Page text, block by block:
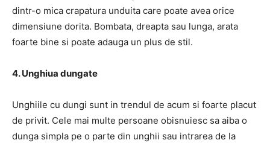
dintr-o mica crapatura unduita care poate avea orice
dimensiune dorita. Bombata, dreapta sau lunga, arata
foarte bine si poate adauga un plus de stil.
4. Unghiua dungate
Unghiile cu dungi sunt in trendul de acum si foarte placut
de privit. Cele mai multe persoane obisnuiesc sa aiba o
dunga simpla pe o parte din unghii sau intrarea de la